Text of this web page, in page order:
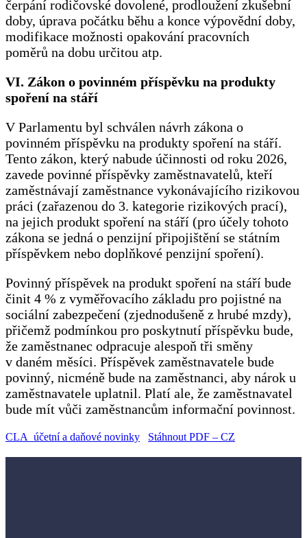
čerpání rodičovské dovolené, prodloužení zkušební
doby, úprava počátku běhu a konce výpovědní doby,
modifikace možnosti opakování pracovních
poměrů na dobu určitou atp.
VI. Zákon o povinném příspěvku na produkty
spoření na stáří
V Parlamentu byl schválen návrh zákona o
povinném příspěvku na produkty spoření na stáří.
Tento zákon, který nabude účinnosti od roku 2026,
zavede povinné příspěvky zaměstnavatelů, kteří
zaměstnávají zaměstnance vykonávajícího rizikovou
práci (zařazenou do 3. kategorie rizikových prací),
na jejich produkt spoření na stáří (pro účely tohoto
zákona se jedná o penzijní připojištění se státním
příspěvkem nebo doplňkové penzijní spoření).
Povinný příspěvek na produkt spoření na stáří bude
činit 4 % z vyměřovacího základu pro pojistné na
sociální zabezpečení (zjednodušeně z hrubé mzdy),
přičemž podmínkou pro poskytnutí příspěvku bude,
že zaměstnanec odpracuje alespoň tři směny
v daném měsíci. Příspěvek zaměstnavatele bude
povinný, nicméně bude na zaměstnanci, aby nárok u
zaměstnavatele uplatnil. Platí ale, že zaměstnavatel
bude mít vůči zaměstnancům informační povinnost.
CLA_účetní a daňové novinky Stáhnout PDF – CZ